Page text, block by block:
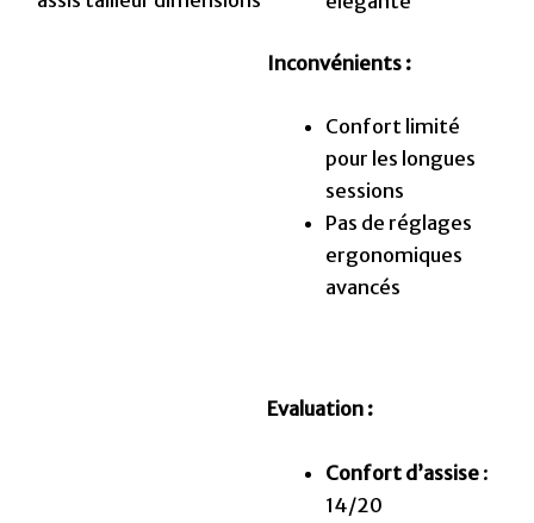
Inconvénients :
Confort limité
pour les longues
sessions
Pas de réglages
ergonomiques
avancés
Evaluation :
Confort d’assise :
14/20